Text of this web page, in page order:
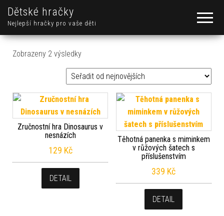
Dětské hračky
Nejlepší hračky pro vaše děti
Zobrazeny 2 výsledkySeřazeno od nejnovějších
Zručnostní hra Dinosaurus v
nesnázích
129 Kč
DETAIL
Těhotná panenka s miminkem
v růžových šatech s
příslušenstvím
339 Kč
DETAIL